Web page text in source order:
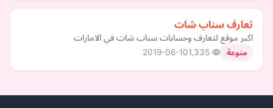
تعارف سناب شات
اكبر موقع لتعارف وحسابات سناب شات في الامارات
منوعة 2019-06-10